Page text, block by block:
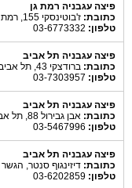
פיצה עגבניה רמת גן
כתובת: ז'בוטינסקי 155, רמת גן
טלפון:
פיצה עגבניה תל אביב
כתובת: ברודצקי 43, תל אביב
טלפון:
פיצה עגבניה תל אביב
כתובת: אבן גבירול 88, תל אביב
טלפון:
פיצה עגבניה תל אביב
כתובת: דיזינגוף סנטר, הגשר קומה
טלפון: